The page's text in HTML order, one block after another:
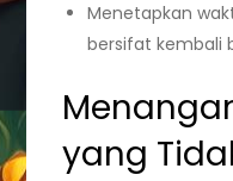
Menetapkan
bersifat kembali
yang